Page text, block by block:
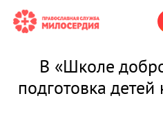
В «Школе
подготовка